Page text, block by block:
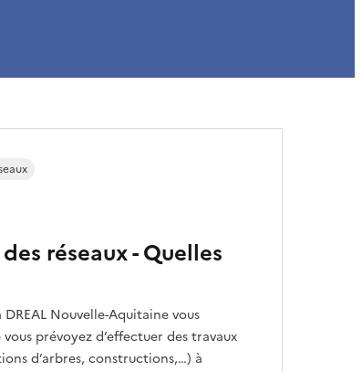
réseaux - Quelles
Nouvelle-Aquitaine vous
prévoyez d’effectuer des travaux
d’arbres, constructions,…) à